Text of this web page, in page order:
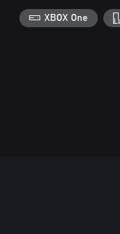
XBOX One